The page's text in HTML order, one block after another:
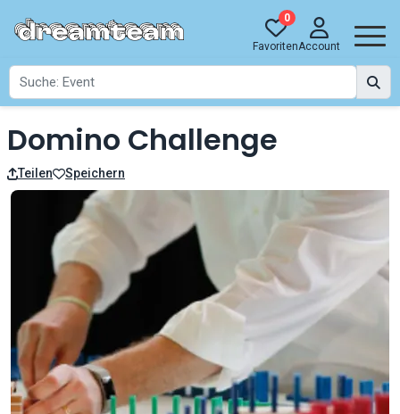
0
FavoritenAccount
Domino Challenge
Teilen Speichern